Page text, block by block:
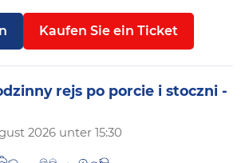
Kaufen Sie ein Ticket
rejs po porcie i stoczni -
2026 unter 15:30